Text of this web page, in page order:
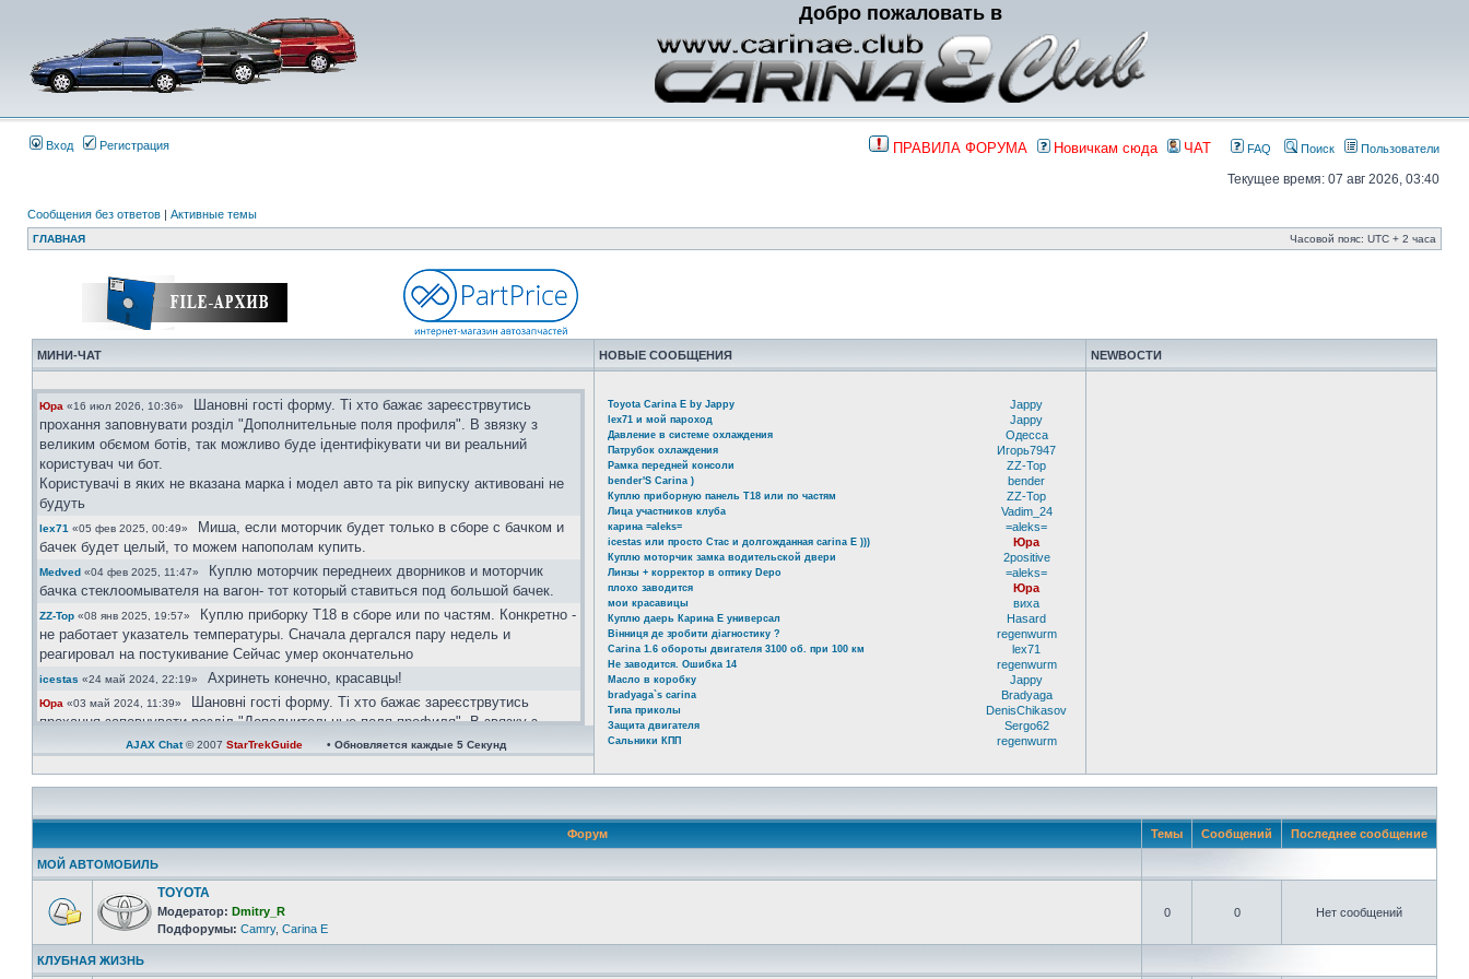
Добро пожаловать в
Вход Регистрация ПРАВИЛА ФОРУМА Новичкам сюда ЧАТ FAQ Поиск Пользователи
Текущее время: 07 авг 2026, 03:40
Сообщения без ответов | Активные темы
ГЛАВНАЯ Часовой пояс: UTC + 2 часа
МИНИ-ЧАТ НОВЫЕ СООБЩЕНИЯ NEWВОСТИ
Юра «16 июл 2026, 10:36»
Шановні гості форму. Ті хто бажає зареєстрвутись
прохання заповнувати розділ "Дополнительные поля профиля". В звязку з
великим обємом ботів, так можливо буде ідентифікувати чи ви реальний
користувач чи бот.
Користувачі в яких не вказана марка і модел авто та рік випуску активовані не
будуть
lex71 «05 фев 2025, 00:49»
Миша, если моторчик будет только в сборе с бачком и
бачек будет целый, то можем напополам купить.
Medved «04 фев 2025, 11:47»
Куплю моторчик переднеих дворников и моторчик
бачка стеклоомывателя на вагон- тот который ставиться под большой бачек.
ZZ-Top «08 янв 2025, 19:57»
Куплю приборку Т18 в сборе или по частям. Конкретно -
не работает указатель температуры. Сначала дергался пару недель и
реагировал на постукивание Сейчас умер окончательно
icestas «24 май 2024, 22:19» Ахринеть конечно, красавцы!
Юра «03 май 2024, 11:39»
Шановні гості форму. Ті хто бажає зареєстрвутись
прохання заповнувати розділ "Дополнительные поля профиля". В звязку з
великим обємом ботів, так можливо буде ідентифікувати чи ви реальний
користувач чи бот.
Юра«08 апр 2024, 21:08»https://invite.viber.com/?g2=AQAtPOOoAP ... zA&lang=ru
Юра«08 апр 2024, 21:06»велкам)))
Зараз всі у групі вайбер
Одесса «07 апр 2024, 21:31»Ау люди! Наверно кариноводов не осталось!!! 2 года
тишина
AJAX Chat© 2007 StarTrekGuide • Обновляется каждые 5Секунд
Toyota Carina E by Jappy Jappy
lex71 и мой пароход Jappy
Давление в системе охлаждения Одесса
Патрубок охлаждения Игорь7947
Рамка передней консоли ZZ-Top
bender'S Carina ) bender
Куплю приборную панель Т18 или по частям ZZ-Top
Лица участников клуба Vadim_24
карина =aleks= =aleks=
icestas или просто Стас и долгожданная carina E ))) Юра
Куплю моторчик замка водительской двери 2positive
Линзы + корректор в оптику Depo =aleks=
плохо заводится Юра
мои красавицы виха
Куплю даерь Карина Е универсал Hasard
Вінниця де зробити діагностику ? regenwurm
Carina 1.6 обороты двигателя 3100 об. при 100 км lex71
Не заводится. Ошибка 14 regenwurm
Масло в коробку Jappy
bradyaga`s carina Bradyaga
Типа приколы DenisChikasov
Защита двигателя Sergo62
Сальники КПП regenwurm
Форум Темы Сообщений Последнее сообщение
МОЙ АВТОМОБИЛЬ
TOYOTA
Модератор: Dmitry_R
Подфорумы: Camry, Carina E
0 0 Нет сообщений
КЛУБНАЯ ЖИЗНЬ